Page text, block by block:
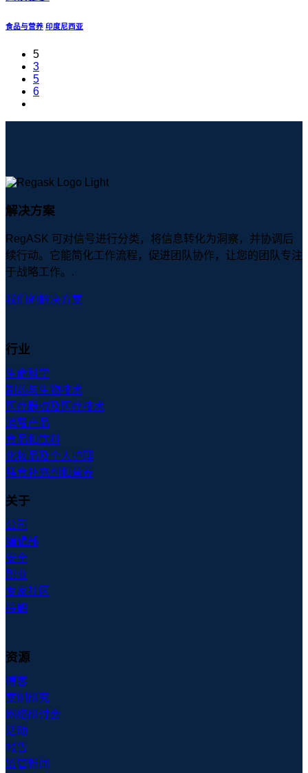
食品与营养 印度尼西亚
5
3
5
6
解决方案
RegASK 可对信号进行分类，将信息转化为洞察，并协调后
续行动。它能简化工作流程，促进团队协作，让您的团队专注
于战略工作。.
我们的解决方案
行业
生命科学
制药与生物技术
医疗器械及医疗技术
消费产品
食品和饮料
化妆品及个人护理
膳食补充剂和营养
关于
公司
编辑部
安全
职业
专家社区
接触
资源
博客
案例研究
网络研讨会
活动
报告
监管新闻